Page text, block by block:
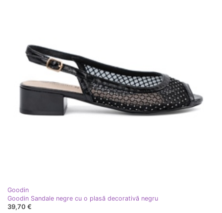
Goodin
Goodin Sandale negre cu o plasă decorativă negru
39,70 €